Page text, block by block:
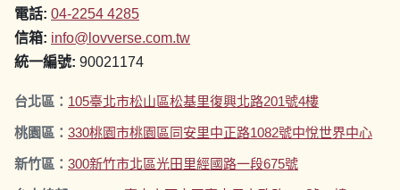
電話: 04-2254 4285
信箱: info@lovverse.com.tw
統一編號: 90021174
台北區 ： 105臺北市松山區松基里復興北路201號4樓
桃園區 ： 330桃園市桃園區同安里中正路1082號中悅世界中心
新竹區 ： 300新竹市北區光田里經國路一段675號